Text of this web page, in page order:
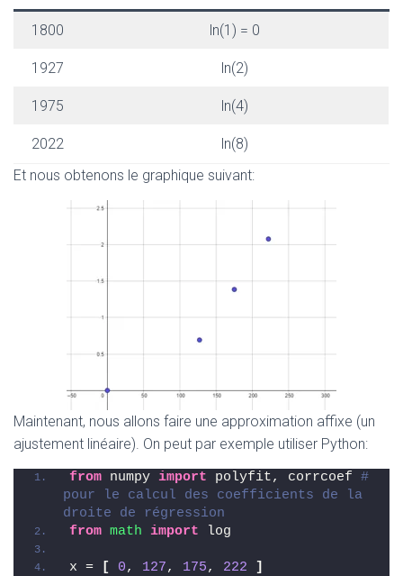
1800 ln(1) = 0
1927 ln(2)
1975 ln(4)
2022
ln(8)
Et nous obtenons le graphique suivant:
Maintenant, nous allons faire une approximation affixe (un
ajustement linéaire). On peut par exemple utiliser Python:
from numpy import polyfit, corrcoef #
pour le calcul des coefficients de la
droite de régression
from math import log
x = [ 0, 127, 175, 222
]